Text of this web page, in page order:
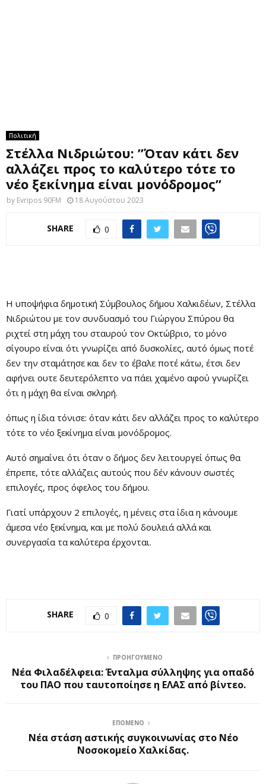
Πολιτική
Στέλλα Νιδριώτου: ”Όταν κάτι δεν
αλλάζει προς το καλύτερο τότε το
νέο ξεκίνημα είναι μονόδρομος”
by Evripos 90FM 18 Αυγούστου 2023
SHARE 0
Η υποψήφια δημοτική Σύμβουλος δήμου Χαλκιδέων, Στέλλα
Νιδριώτου με τον συνδυασμό του Γιώργου Σπύρου θα
ριχτεί στη μάχη του σταυρού τον Οκτώβριο, το μόνο
σίγουρο είναι ότι γνωρίζει από δυσκολίες, αυτό όμως ποτέ
δεν την σταμάτησε και δεν το έβαλε ποτέ κάτω, έτσι δεν
αφήνει ουτε δευτερόλεπτο να πάει χαμένο αφού γνωρίζει
ότι η μάχη θα είναι σκληρή.
όπως η ίδια τόνισε: όταν κάτι δεν αλλάζει προς το καλύτερο
τότε το νέο ξεκίνημα είναι μονόδρομος.
Αυτό σημαίνει ότι όταν ο δήμος δεν λειτουργεί όπως θα
έπρεπε, τότε αλλάζεις αυτούς που δέν κάνουν σωστές
επιλογές, προς όφελος του δήμου.
Γιατί υπάρχουν 2 επιλογές, η μένεις στα ίδια η κάνουμε
άμεσα νέο ξεκίνημα, και με πολύ δουλειά αλλά και
συνεργασία τα καλύτερα έρχονται.
SHARE 0
ΠΡΟΗΓΟΎΜΕΝΟ
Νέα Φιλαδέλφεια: Ένταλμα σύλληψης για οπαδό
του ΠΑΟ που ταυτοποίησε η ΕΛΑΣ από βίντεο.
ΕΠΌΜΕΝΟ
Νέα στάση αστικής συγκοινωνίας στο Νέο
Νοσοκομείο Χαλκίδας.